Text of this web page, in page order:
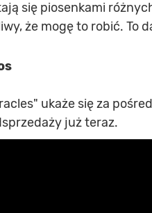
się piosenkami
że mogę to robić. To
ukaże się za
już teraz.